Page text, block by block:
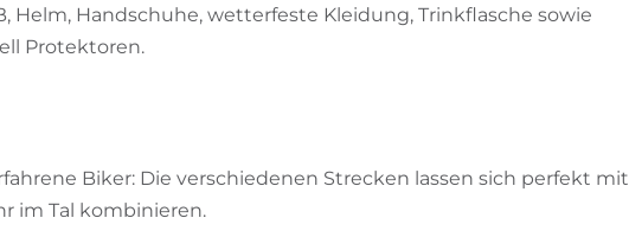
Helm, Handschuhe, wetterfeste Kleidung, Trinkflasche sowie
Protektoren.
Biker: Die verschiedenen Strecken lassen sich perfekt mit
im Tal kombinieren.